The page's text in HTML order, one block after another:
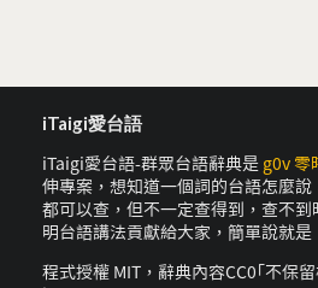
iTaigi愛台語
iTaigi愛台語-群眾台語辭典是 g0v 零
伸專案，想知道一個詞的台語怎麼
都可以查，但不一定查得到，查不
明台語講法貢獻給大家，簡單說就是
程式授權 MIT，辭典內容CC0｢不保